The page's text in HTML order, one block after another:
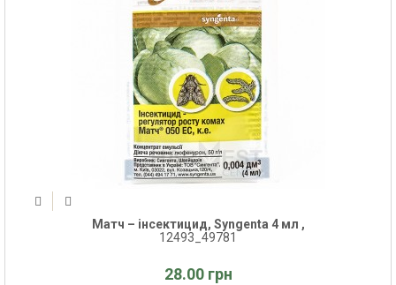
Матч – інсектицид, Syngenta 4 мл ,
12493_49781
28.00 грн